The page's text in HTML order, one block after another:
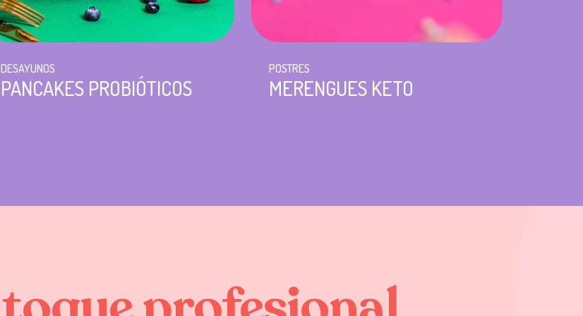
DESAYUNOS
PANCAKES PROBIÓTICOS
POSTRES
MERENGUES KETO